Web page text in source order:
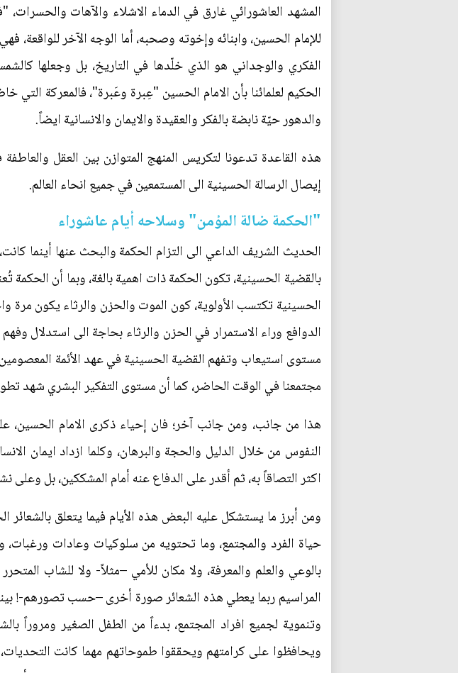
المشهد العاشورائي غارق في الدماء الاشلاء والآهات
للإمام الحسين، وابنائه وإخوته وصحبه، أما الوجه الآخر للواقعة،
الفكري والوجداني هو الذي خلّدها في التاريخ، بل وجعلها
الحكيم لعلمائنا بأن الامام الحسين "عِبرة وعَبرة"، فالمعركة
والدهور حيّة نابضة بالفكر والعقيدة والايمان والانسانية ايضاً.
هذه القاعدة تدعونا لتكريس المنهج المتوازن بين العقل
إيصال الرسالة الحسينية الى المستمعين في جميع انحاء العالم.
"الحكمة ضالة المؤمن" وسلاحه أيام عاشوراء
الحديث الشريف الداعي الى التزام الحكمة والبحث عنها أينما
بالقضية الحسينية، تكون الحكمة ذات اهمية بالغة، وبما أن الحكمة
الحسينية تكتسب الأولوية، كون الموت والحزن والرثاء يكون مرة
الدوافع وراء الاستمرار في الحزن والرثاء بحاجة الى استدلال
مستوى استيعاب وتفهم القضية الحسينية في عهد الأئمة
مجتمعنا في الوقت الحاضر، كما أن مستوى التفكير البشري شهد
هذا من جانب، ومن جانب آخر؛ فان إحياء ذكرى الامام الحسين،
النفوس من خلال الدليل والحجة والبرهان، وكلما ازداد ايمان
اكثر التصاقاً به، ثم أقدر على الدفاع عنه أمام المشككين، بل وعلى
ومن أبرز ما يستشكل عليه البعض هذه الأيام فيما يتعلق
حياة الفرد والمجتمع، وما تحتويه من سلوكيات وعادات
بالوعي والعلم والمعرفة، ولا مكان للأمي –مثلاً- ولا للشاب
المراسيم ربما يعطي هذه الشعائر صورة أخرى –حسب تصورهم-!
وتنموية لجميع افراد المجتمع، بدءاً من الطفل الصغير ومروراً
ويحافظوا على كرامتهم ويحققوا طموحاتهم مهما كانت التحديات،